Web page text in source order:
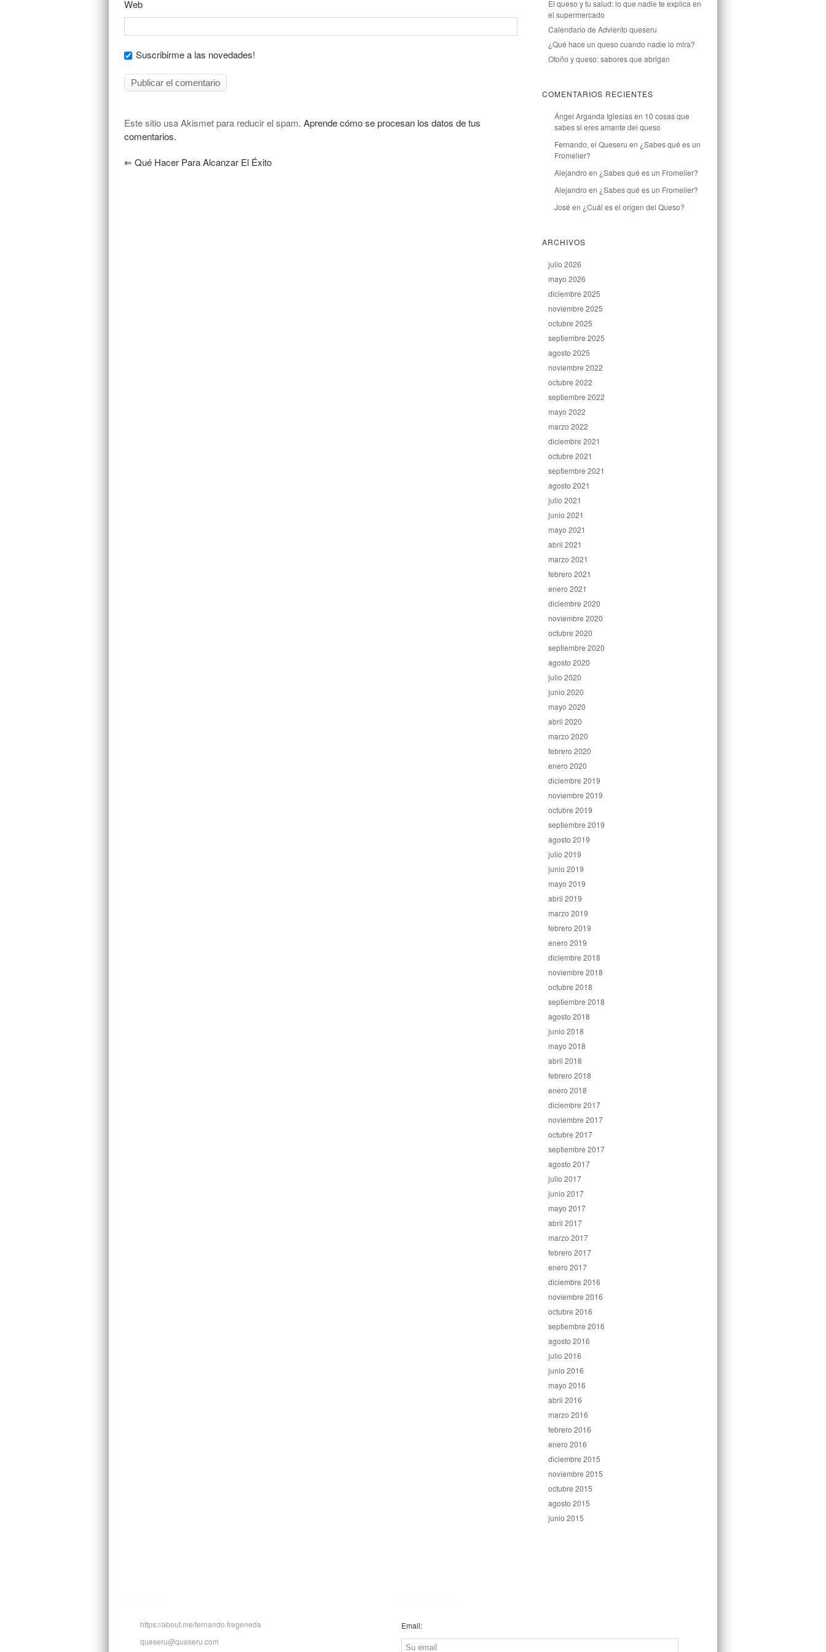
Web
Suscribirme a las novedades!
Este sitio usa Akismet para reducir el spam. Aprende cómo se procesan los datos de tus
comentarios.
⇐ Qué Hacer Para Alcanzar El Éxito
El queso y tu salud: lo que nadie te explica en
el supermercado
Calendario de Adviento queseru
¿Qué hace un queso cuando nadie lo mira?
Otoño y queso: sabores que abrigan
COMENTARIOS RECIENTES
Ángel Arganda Iglesiasen 10 cosas que
sabes si eres amante del queso
Fernando, el Queseru en ¿Sabes qué es un
Fromelier?
Alejandro en ¿Sabes qué es un Fromelier?
Alejandro en ¿Sabes qué es un Fromelier?
José en ¿Cuál es el origen del Queso?
ARCHIVOS
julio 2026
mayo 2026
diciembre 2025
noviembre 2025
octubre 2025
septiembre 2025
agosto 2025
noviembre 2022
octubre 2022
septiembre 2022
mayo 2022
marzo 2022
diciembre 2021
octubre 2021
septiembre 2021
agosto 2021
julio 2021
junio 2021
mayo 2021
abril 2021
marzo 2021
febrero 2021
enero 2021
diciembre 2020
noviembre 2020
octubre 2020
septiembre 2020
agosto 2020
julio 2020
junio 2020
mayo 2020
abril 2020
marzo 2020
febrero 2020
enero 2020
diciembre 2019
noviembre 2019
octubre 2019
septiembre 2019
agosto 2019
julio 2019
junio 2019
mayo 2019
abril 2019
marzo 2019
febrero 2019
enero 2019
diciembre 2018
noviembre 2018
octubre 2018
septiembre 2018
agosto 2018
junio 2018
mayo 2018
abril 2018
febrero 2018
enero 2018
diciembre 2017
noviembre 2017
octubre 2017
septiembre 2017
agosto 2017
julio 2017
junio 2017
mayo 2017
abril 2017
marzo 2017
febrero 2017
enero 2017
diciembre 2016
noviembre 2016
octubre 2016
septiembre 2016
agosto 2016
julio 2016
junio 2016
mayo 2016
abril 2016
marzo 2016
febrero 2016
enero 2016
diciembre 2015
noviembre 2015
octubre 2015
agosto 2015
junio 2015
https://about.me/fernando.fregeneda
queseru@queseru.com
Email: